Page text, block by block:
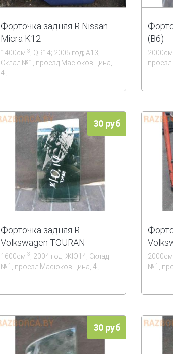
Форточка задняя R Nissan
Micra K12
1400см 3; QR14; 2005 год; А13;
Склад №1, проезд Масюковщина,
4.;
(B6)
30 руб
Форточка задняя R
Volkswagen TOURAN
1600см 3; 2004 год; ЖЮ14; Склад
№1, проезд Масюковщина, 4.;
№1,
30 руб